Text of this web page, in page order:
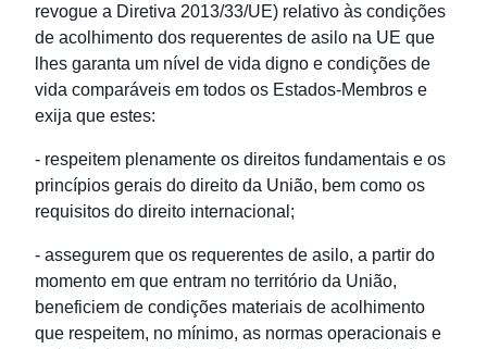
revogue a Diretiva 2013/33/UE) relativo às condições
de acolhimento dos requerentes de asilo na UE que
lhes garanta um nível de vida digno e condições de
vida comparáveis em todos os Estados-Membros e
exija que estes:
- respeitem plenamente os direitos fundamentais e os
princípios gerais do direito da União, bem como os
requisitos do direito internacional;
- assegurem que os requerentes de asilo, a partir do
momento em que entram no território da União,
beneficiem de condições materiais de acolhimento
que respeitem, no mínimo, as normas operacionais e